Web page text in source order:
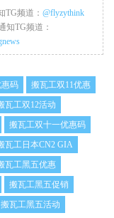
TG频道： @flyzythink
知TG频道：
码
搬瓦工双11优惠
瓦工双12活动
搬瓦工双十一优惠码
瓦工日本CN2 GIA
瓦工黑五优惠
搬瓦工黑五促销
搬瓦工黑五活动